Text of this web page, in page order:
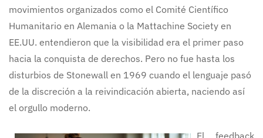
movimientos organizados como el Comité Científico
Humanitario en Alemania o la Mattachine Society en
EE.UU. entendieron que la visibilidad era el primer paso
hacia la conquista de derechos. Pero no fue hasta los
disturbios de Stonewall en 1969 cuando el lenguaje pasó
de la discreción a la reivindicación abierta, naciendo así
el orgullo moderno.